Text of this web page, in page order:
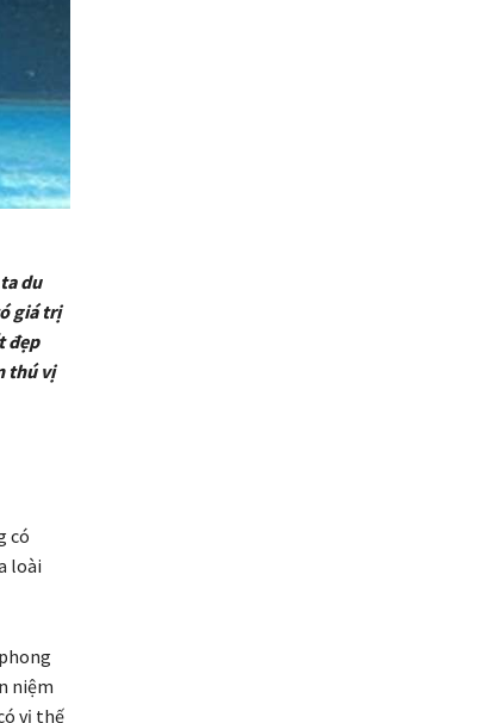
du
giá trị
đẹp
thú vị
có
loài
niệm
vị thế